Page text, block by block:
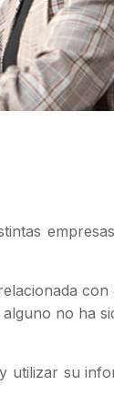
con
no ha
utilizar su